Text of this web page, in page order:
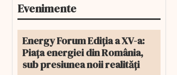
Evenimente
Energy Forum Ediția a XV-a:
Piața energiei din România,
sub presiunea noii realități